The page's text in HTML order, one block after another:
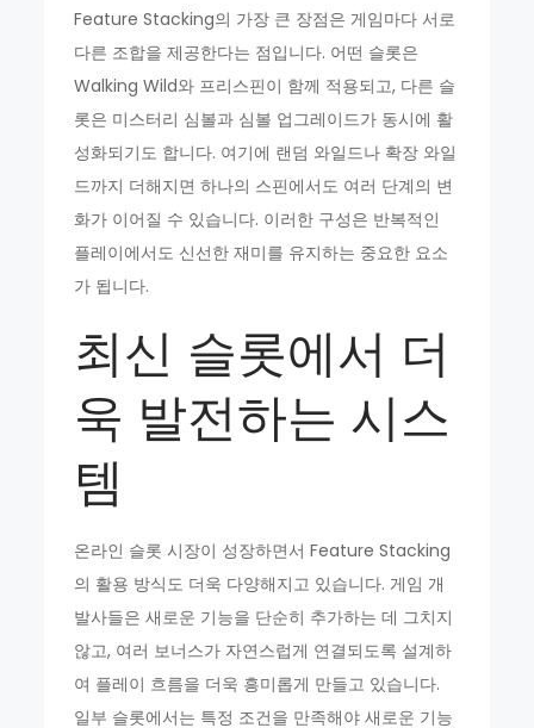
Feature Stacking의 가장 큰 장점은 게임마다 서로
다른 조합을 제공한다는 점입니다. 어떤 슬롯은
Walking Wild와 프리스핀이 함께 적용되고, 다른 슬
롯은 미스터리 심볼과 심볼 업그레이드가 동시에 활
성화되기도 합니다. 여기에 랜덤 와일드나 확장 와일
드까지 더해지면 하나의 스핀에서도 여러 단계의 변
화가 이어질 수 있습니다. 이러한 구성은 반복적인
플레이에서도 신선한 재미를 유지하는 중요한 요소
가 됩니다.
최신 슬롯에서 더
욱 발전하는 시스
템
온라인 슬롯 시장이 성장하면서 Feature Stacking
의 활용 방식도 더욱 다양해지고 있습니다. 게임 개
발사들은 새로운 기능을 단순히 추가하는 데 그치지
않고, 여러 보너스가 자연스럽게 연결되도록 설계하
여 플레이 흐름을 더욱 흥미롭게 만들고 있습니다.
일부 슬롯에서는 특정 조건을 만족해야 새로운 기능